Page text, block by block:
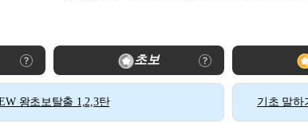
초보
왕초보탈출 1,2,3탄 기초 말하